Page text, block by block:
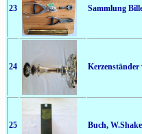
23 Sammlung
24
25 Buch,